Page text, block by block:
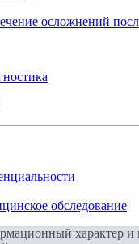
осложнений
обследование
характер и